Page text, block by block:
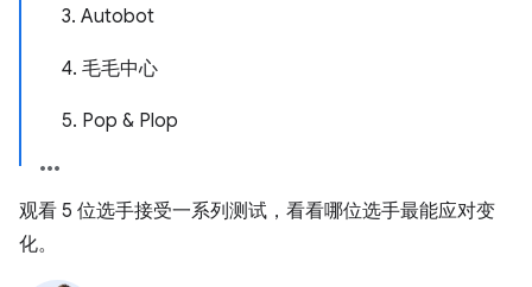
3. Autobot
4. 毛毛中心
5. Pop & Plop
观看 5 位选手接受一系列测试，看看哪位选手最能应对变
化。